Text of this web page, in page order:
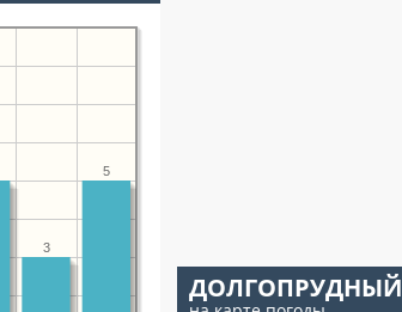
5
3
ДОЛГОПРУДНЫЙ